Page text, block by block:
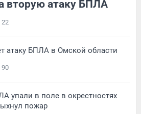
вторую атаку БПЛА
22
атаку БПЛА в Омской области
90
упали в поле в окрестностях
пожар